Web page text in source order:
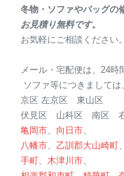
冬物・ ソファやバッグの
お見積り無料です。
お気軽にご相談ください。
メール・宅配便は、24時
ソファ等につきまして
京区 左京区 東山区
伏見区 山科区 南区
亀岡市、 向日市、
八幡市、 乙訓郡大山崎町、
手町、 木津川市、